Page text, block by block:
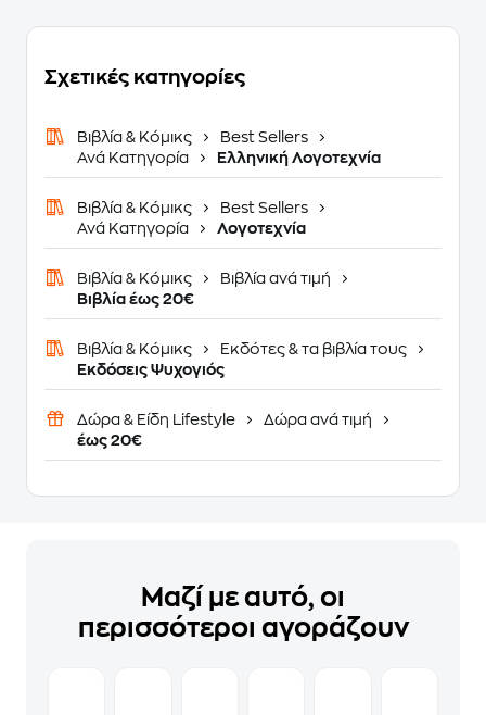
Σχετικές κατηγορίες
Βιβλία & Κόμικς
Best Sellers
Ανά Κατηγορία
Ελληνική Λογοτεχνία
Βιβλία & Κόμικς
Best Sellers
Ανά Κατηγορία
Λογοτεχνία
Βιβλία & Κόμικς
Βιβλία ανά τιμή
Βιβλία έως 20€
Βιβλία & Κόμικς
Εκδότες & τα βιβλία τους
Εκδόσεις Ψυχογιός
Δώρα & Είδη Lifestyle
Δώρα ανά τιμή
έως 20€
Μαζί με αυτό, οι
περισσότεροι αγοράζουν